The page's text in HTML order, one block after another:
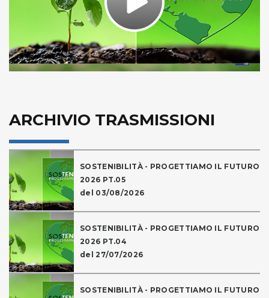
Play
Video
ARCHIVIO TRASMISSIONI
SOSTENIBILITÀ - PROGETTIAMO IL FUTURO
2026 PT.05
del 03/08/2026
SOSTENIBILITÀ - PROGETTIAMO IL FUTURO
2026 PT.04
del 27/07/2026
SOSTENIBILITÀ - PROGETTIAMO IL FUTURO